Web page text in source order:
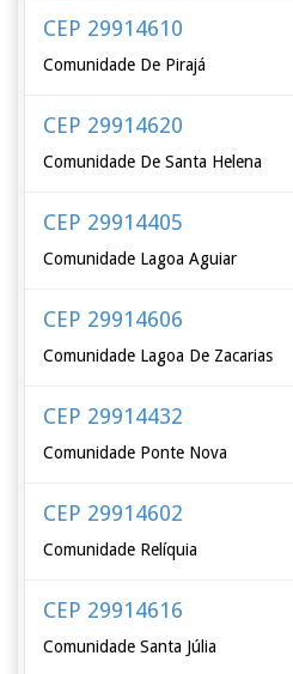
CEP 29914610
Comunidade De Pirajá
CEP 29914620
Comunidade De Santa Helena
CEP 29914405
Comunidade Lagoa Aguiar
CEP 29914606
Comunidade Lagoa De Zacarias
CEP 29914432
Comunidade Ponte Nova
CEP 29914602
Comunidade Relíquia
CEP 29914616
Comunidade Santa Júlia